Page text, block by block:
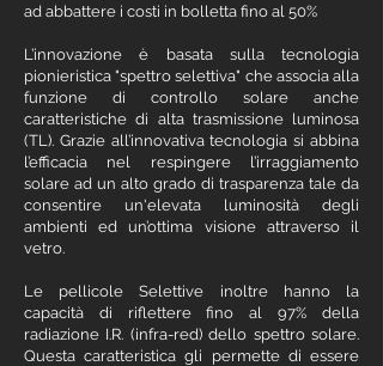
ad abbattere i costi in bolletta fino al 50%
L’innovazione è basata sulla tecnologia
pionieristica "spettro selettiva" che associa alla
funzione di controllo solare anche
caratteristiche di alta trasmissione luminosa
(TL). Grazie all’innovativa tecnologia si abbina
l’efficacia nel respingere l’irraggiamento
solare ad un alto grado di trasparenza tale da
consentire un'elevata luminosità degli
ambienti ed un’ottima visione attraverso il
vetro.
Le pellicole Selettive inoltre hanno la
capacità di riflettere fino al 97% della
radiazione I.R. (infra-red) dello spettro solare.
Questa caratteristica gli permette di essere